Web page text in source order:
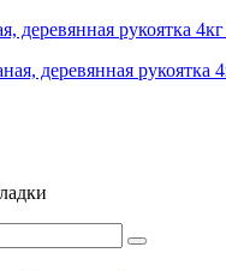
деревянная рукоятка